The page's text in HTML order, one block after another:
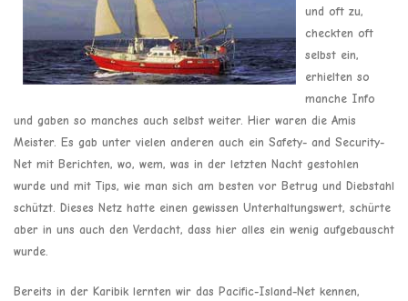
und oft zu,
checkten oft
selbst ein,
erhielten so
manche Info
und gaben so manches auch selbst weiter. Hier waren die Amis
Meister. Es gab unter vielen anderen auch ein Safety- and Security-
Net mit Berichten, wo, wem, was in der letzten Nacht gestohlen
wurde und mit Tips, wie man sich am besten vor Betrug und Diebstahl
schützt. Dieses Netz hatte einen gewissen Unterhaltungswert, schürte
aber in uns auch den Verdacht, dass hier alles ein wenig aufgebauscht
wurde.
Bereits in der Karibik lernten wir das Pacific-Island-Net kennen,